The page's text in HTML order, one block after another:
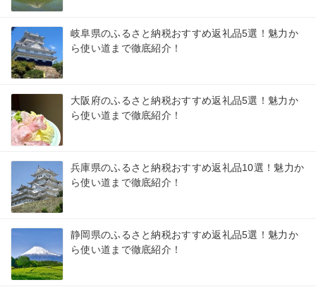
岐阜県のふるさと納税おすすめ返礼品5選！魅力か
ら使い道まで徹底紹介！
大阪府のふるさと納税おすすめ返礼品5選！魅力か
ら使い道まで徹底紹介！
兵庫県のふるさと納税おすすめ返礼品10選！魅力か
ら使い道まで徹底紹介！
静岡県のふるさと納税おすすめ返礼品5選！魅力か
ら使い道まで徹底紹介！